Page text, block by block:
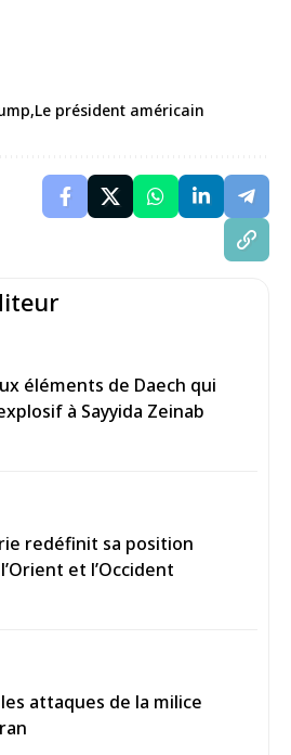
Le président américain
éléments de Daech qui
à Sayyida Zeinab
redéfinit sa position
et l’Occident
attaques de la milice